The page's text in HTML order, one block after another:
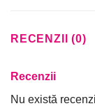
RECENZII (0)
Recenzii
Nu există